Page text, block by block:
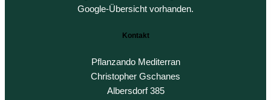
Google-Übersicht vorhanden.
Kontakt
Pflanzando Mediterran
Christopher Gschanes
Albersdorf 385